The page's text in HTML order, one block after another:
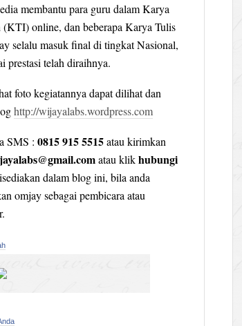
membantu para guru dalam Karya
online, dan beberapa Karya Tulis
selalu masuk final di tingkat Nasional,
prestasi telah diraihnya.
foto kegiatannya dapat dilihat dan
http://wijayalabs.wordpress.com
SMS : 0815 915 5515atau kirimkan
atau klikhubungi
dalam blog ini, bila anda
omjay sebagai pembicara atau